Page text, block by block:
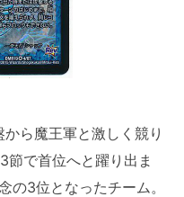
ら魔王軍と激しく競り
節で首位へと躍り出ま
の3位となったチーム。